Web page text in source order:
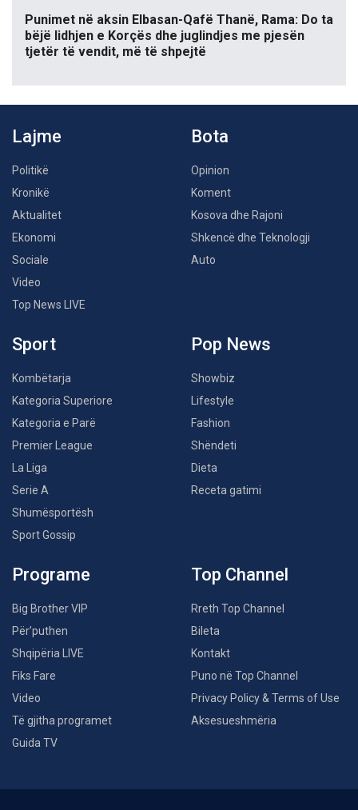
Punimet në aksin Elbasan-Qafë Thanë, Rama: Do ta
bëjë lidhjen e Korçës dhe juglindjes me pjesën
tjetër të vendit, më të shpejtë
Lajme
Politikë
Kronikë
Aktualitet
Ekonomi
Sociale
Video
Top News LIVE
Bota
Opinion
Koment
Kosova dhe Rajoni
Shkencë dhe Teknologji
Auto
Sport
Kombëtarja
Kategoria Superiore
Kategoria e Parë
Premier League
La Liga
Serie A
Shumësportësh
Sport Gossip
Pop News
Showbiz
Lifestyle
Fashion
Shëndeti
Dieta
Receta gatimi
Programe
Big Brother VIP
Për’puthen
Shqipëria LIVE
Fiks Fare
Video
Të gjitha programet
Guida TV
Top Channel
Rreth Top Channel
Bileta
Kontakt
Puno në Top Channel
Privacy Policy & Terms of Use
Aksesueshmëria